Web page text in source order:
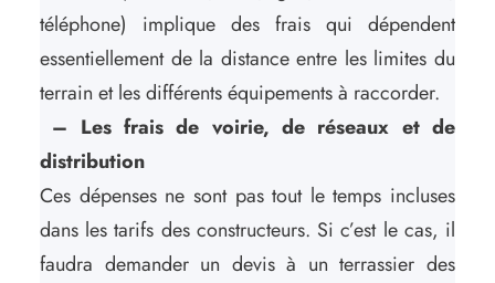
téléphone) implique des frais qui dépendent
essentiellement de la distance entre les limites du
terrain et les différents équipements à raccorder.
– Les frais de voirie, de réseaux et de
distribution
Ces dépenses ne sont pas tout le temps incluses
dans les tarifs des constructeurs. Si c’est le cas, il
faudra demander un devis à un terrassier des